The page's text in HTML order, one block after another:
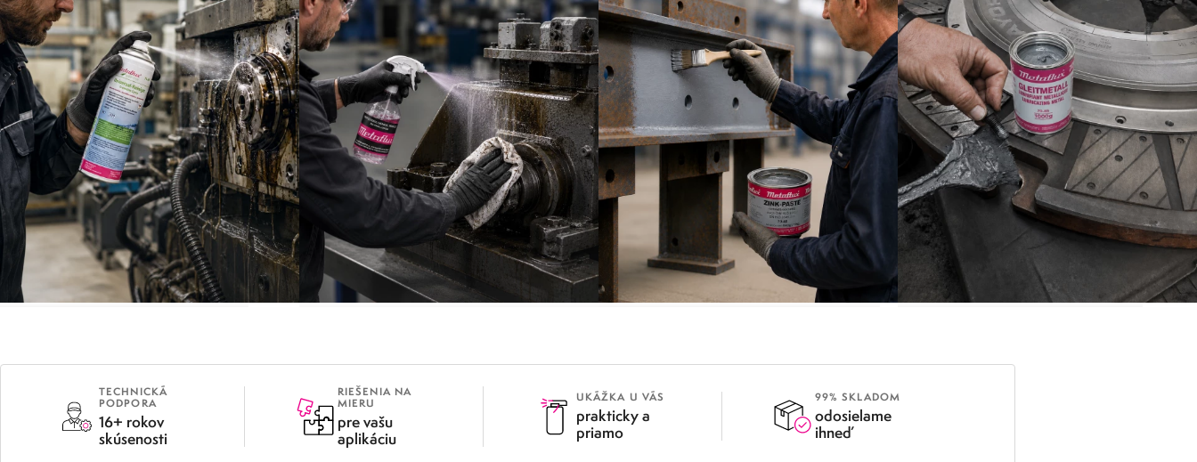
ČISTENIE
TECHNICKÁ
PODPORA
16+ rokov
skúsenosti
RIEŠENIA NA
MIERU
pre vašu
aplikáciu
UKÁŽKA U VÁS
prakticky a
priamo
99% SKLADOM
odosielame
ihneď